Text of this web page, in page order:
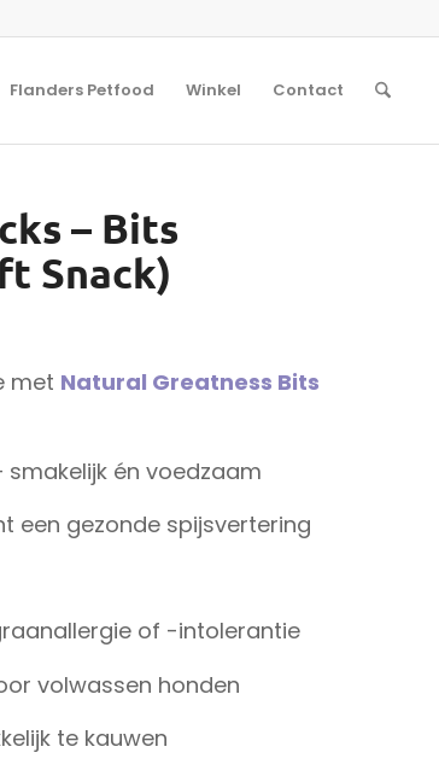
Flanders Petfood Winkel Contact
– Bits
Snack)
met Natural Greatness Bits
én voedzaam
een gezonde spijsvertering
of -intolerantie
volwassen honden
te kauwen